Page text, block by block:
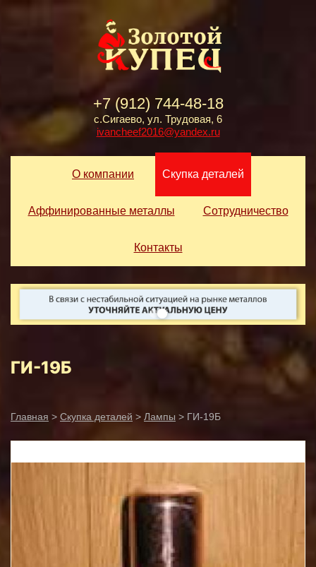
+7 (912) 744-48-18
с.Сигаево, ул. Трудовая, 6
ivancheef2016@yandex.ru
О компании Скупка деталей
Аффинированные металлы Сотрудничество
Контакты
ГИ-19Б
Главная > Скупка деталей > Лампы > ГИ-19Б